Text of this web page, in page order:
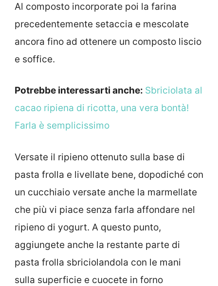
Al composto incorporate poi la farina
precedentemente setaccia e mescolate
ancora fino ad ottenere un composto liscio
e soffice.
Potrebbe interessarti anche: Sbriciolata al
cacao ripiena di ricotta, una vera bontà!
Farla è semplicissimo
Versate il ripieno ottenuto sulla base di
pasta frolla e livellate bene, dopodiché con
un cucchiaio versate anche la marmellate
che più vi piace senza farla affondare nel
ripieno di yogurt. A questo punto,
aggiungete anche la restante parte di
pasta frolla sbriciolandola con le mani
sulla superficie e cuocete in forno